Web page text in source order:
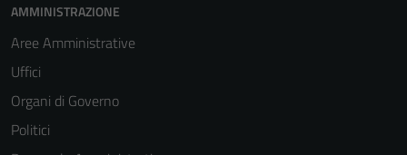
AMMINISTRAZIONE
Aree Amministrative
Uffici
Organi di Governo
Politici